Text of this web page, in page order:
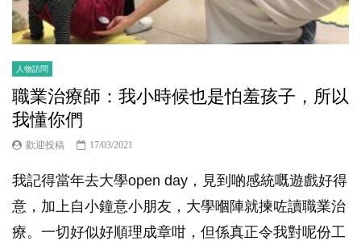
人物訪問
職業治療師：我小時候也是怕羞孩子，所以
我懂你們
歡迎投稿 17/03/2021
我記得當年去大學open day，見到啲感統嘅遊戲好得
意，加上自小鐘意小朋友，大學嗰陣就揀咗讀職業治
療。一切好似好順理成章咁，但係真正令我對呢份工